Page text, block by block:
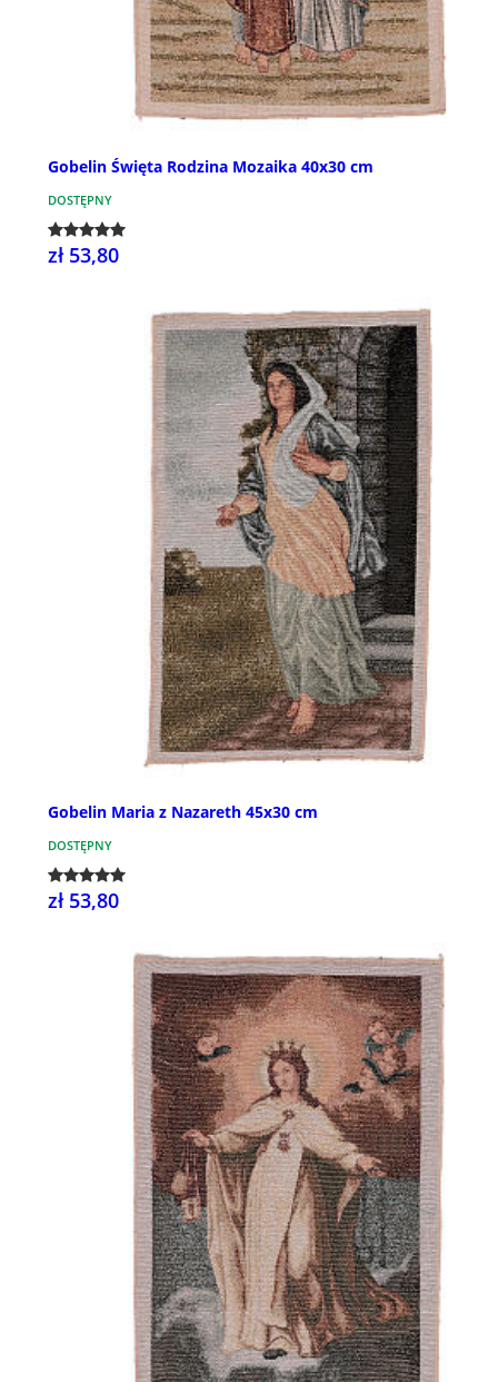
Gobelin Święta Rodzina Mozaika 40x30 cm
DOSTĘPNY
zł 53,80
Gobelin Maria z Nazareth 45x30 cm
DOSTĘPNY
zł 53,80